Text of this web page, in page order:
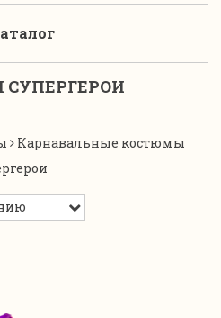
СУПЕРГЕРОИ
Карнавальные костюмы